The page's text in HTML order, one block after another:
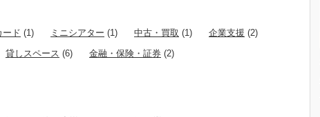
ード (1) ミニシアター (1) 中古・買取 (1) 企業支援 (2)
貸しスペース (6) 金融・保険・証券 (2)